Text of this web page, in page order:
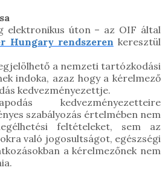
elektronikus úton – az OIF által
Hungary rendszeren keresztül
a nemzeti tartózkodási
indoka, azaz hogy a kérelmező
kedvezményezettje.
kedvezményezetteire
szabályozás értelmében nem
feltételeket, sem az
való jogosultságot, egészségi
a kérelmezőnek nem